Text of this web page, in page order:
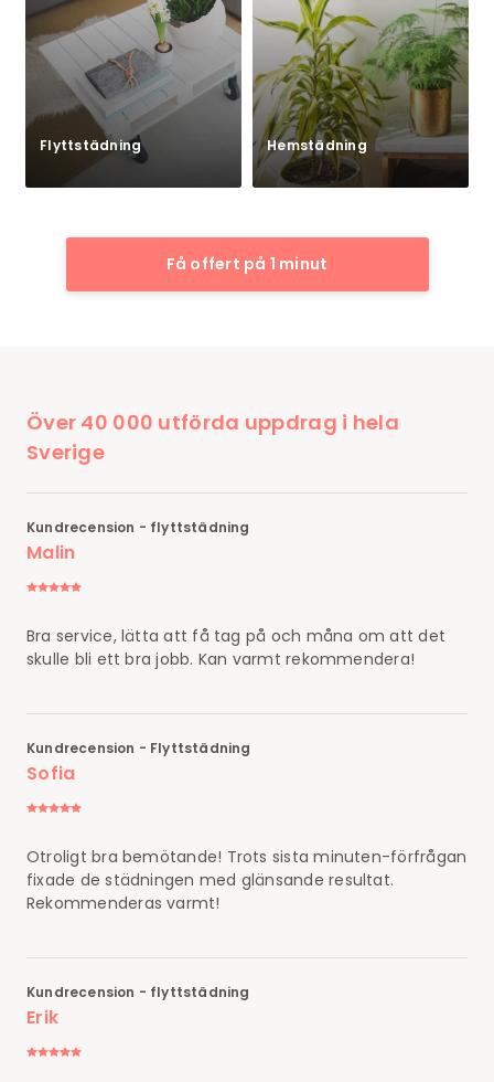
Flyttstädning Hemstädning
Få offert på 1 minut
Över 40 000 utförda uppdrag i hela
Sverige
Kundrecension - flyttstädning
Malin
Bra service, lätta att få tag på och måna om att det
skulle bli ett bra jobb. Kan varmt rekommendera!
Kundrecension - Flyttstädning
Sofia
Otroligt bra bemötande! Trots sista minuten-förfrågan
fixade de städningen med glänsande resultat.
Rekommenderas varmt!
Kundrecension - flyttstädning
Erik